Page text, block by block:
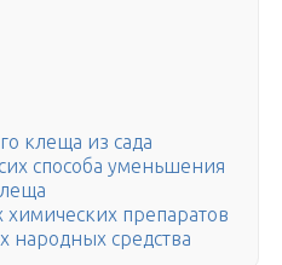
клеща из сада
способа уменьшения
химических препаратов
народных средства